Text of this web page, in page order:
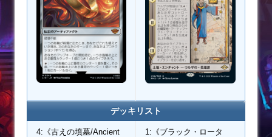
デッキリスト
4:《古えの墳墓/Ancient
1:《ブラック・ロータ